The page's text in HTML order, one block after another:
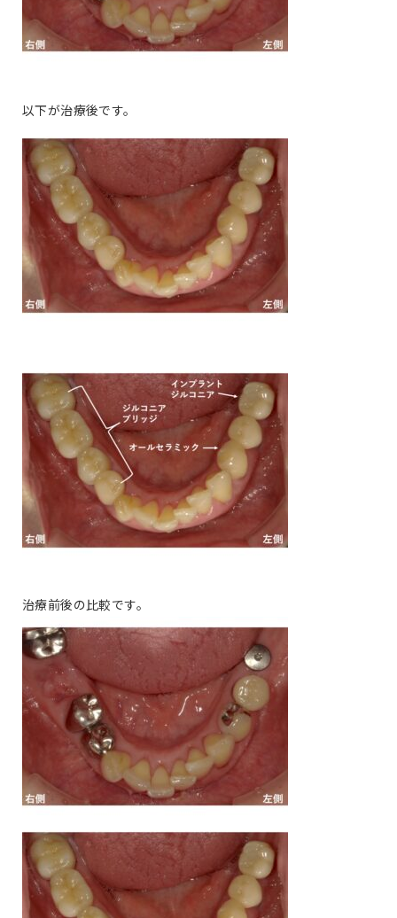
以下が治療後です。
治療前後の比較です。